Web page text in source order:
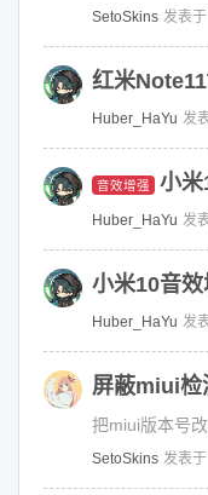
SetoSkins 发表于
红米
Huber_HaYu 发
音效增强 小
Huber_HaYu 发
小米10音
Huber_HaYu 发
屏蔽miui检
把miui版本号
SetoSkins 发表于